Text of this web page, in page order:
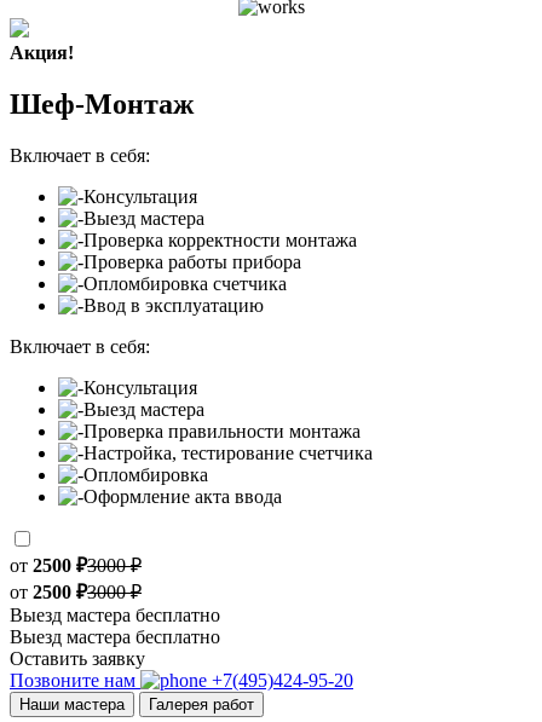
Акция!
Шеф-Монтаж
Включает в себя:
Консультация
Выезд мастера
Проверка корректности монтажа
Проверка работы прибора
Опломбировка счетчика
Ввод в эксплуатацию
Включает в себя:
Консультация
Выезд мастера
Проверка правильности монтажа
Настройка, тестирование счетчика
Опломбировка
Оформление акта ввода
от 2500 ₽3000 ₽
от 2500 ₽3000 ₽
Выезд мастера бесплатно
Выезд мастера бесплатно
Оставить заявку
Позвоните нам
+7(495)424-95-20
Наши мастера Галерея работ